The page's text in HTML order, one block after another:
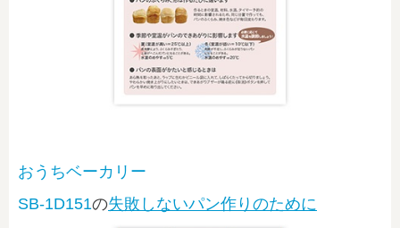
おうちベーカリー
SB-1D151の失敗しないパン作りのために